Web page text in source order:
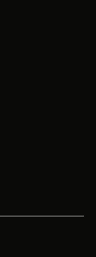
geöffnet
geöffnet
geöffnet
geöffnet
Registerkarte
neuen
neuen